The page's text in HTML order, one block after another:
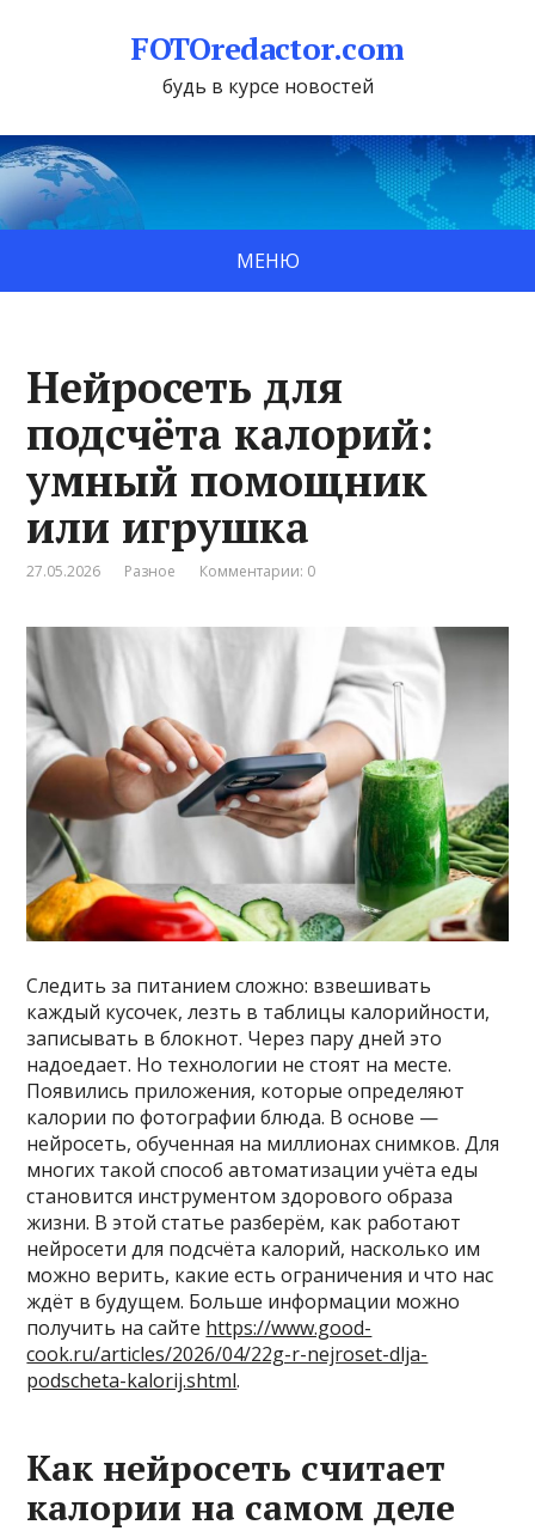
FOTOredactor.com
будь в курсе новостей
МЕНЮ
Нейросеть для
подсчёта калорий:
умный помощник
или игрушка
27.05.2026 Разное Комментарии: 0
Следить за питанием сложно: взвешивать
каждый кусочек, лезть в таблицы калорийности,
записывать в блокнот. Через пару дней это
надоедает. Но технологии не стоят на месте.
Появились приложения, которые определяют
калории по фотографии блюда. В основе —
нейросеть, обученная на миллионах снимков. Для
многих такой способ автоматизации учёта еды
становится инструментом здорового образа
жизни. В этой статье разберём, как работают
нейросети для подсчёта калорий, насколько им
можно верить, какие есть ограничения и что нас
ждёт в будущем. Больше информации можно
получить на сайте https://www.good-
cook.ru/articles/2026/04/22g-r-nejroset-dlja-
podscheta-kalorij.shtml.
Как нейросеть считает
калории на самом деле